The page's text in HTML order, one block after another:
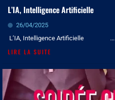
L’IA, Intelligence Artificielle
26/04/2025
L’IA, Intelligence Artificielle ...
LIRE LA SUITE